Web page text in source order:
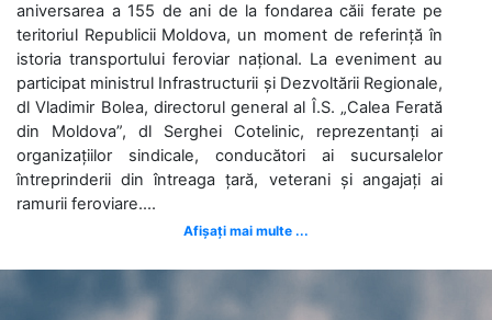
aniversarea a 155 de ani de la fondarea căii ferate pe
teritoriul Republicii Moldova, un moment de referință în
istoria transportului feroviar național. La eveniment au
participat ministrul Infrastructurii și Dezvoltării Regionale,
dl Vladimir Bolea, directorul general al Î.S. „Calea Ferată
din Moldova”, dl Serghei Cotelinic, reprezentanți ai
organizațiilor sindicale, conducători ai sucursalelor
întreprinderii din întreaga țară, veterani și angajați ai
ramurii feroviare....
Afișați mai multe ...